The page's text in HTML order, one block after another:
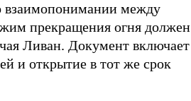
взаимопонимании между
прекращения огня должен
Ливан. Документ включает
и открытие в тот же срок